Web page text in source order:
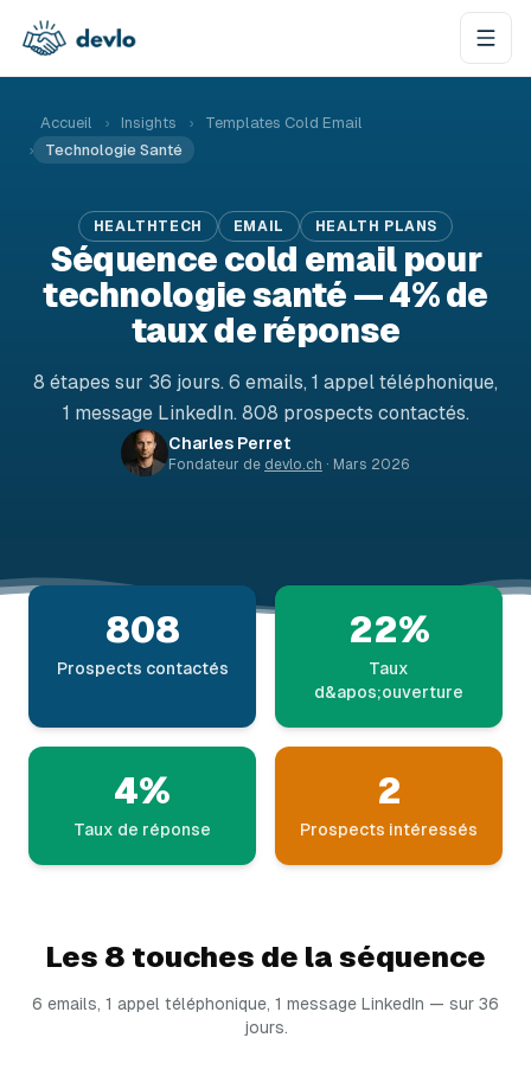
Accueil › Insights ›
Templates Cold Email
›
Technologie Santé
HEALTHTECH EMAIL HEALTH PLANS
Séquence cold email pour
technologie santé — 4% de
taux de réponse
8 étapes sur 36 jours. 6 emails, 1 appel téléphonique,
1 message LinkedIn. 808 prospects contactés.
Charles Perret
Fondateur de devlo.ch · Mars 2026
808
Prospects contactés
22%
Taux
d&apos;ouverture
4%
Taux de réponse
2
Prospects intéressés
Les 8 touches de la séquence
6 emails, 1 appel téléphonique, 1 message LinkedIn — sur 36
jours.